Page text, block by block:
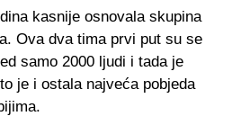
kasnije osnovala skupina
Ova dva tima prvi put su se
samo 2000 ljudi i tada je
je i ostala najveća pobjeda